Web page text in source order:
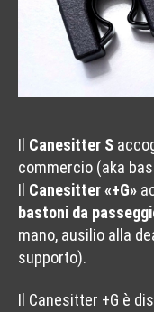
Il Canesitter S
commercio (aka
Il Canesitter «+G»
bastoni da
mano, ausilio alla
supporto).
Il Canesitter +G è